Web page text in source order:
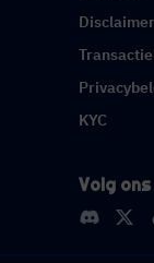
KYC
Volg ons